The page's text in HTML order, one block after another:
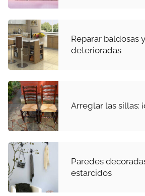
Reparar baldosas
deterioradas
Arreglar las sillas:
Paredes
estarcidos